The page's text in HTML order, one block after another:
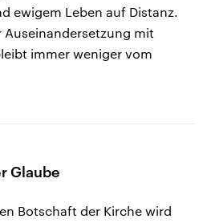
ewigem Leben auf Distanz.
Auseinandersetzung mit
immer weniger vom
Glaube
Botschaft der Kirche wird